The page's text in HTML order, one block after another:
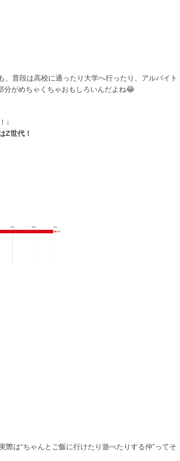
普段は高校に通ったり大学へ行ったり、アルバイト
分がめちゃくちゃおもしろいんだよね😂
↓
Z世代！
は“ちゃんとご飯に行けたり遊べたりする仲”ってそ